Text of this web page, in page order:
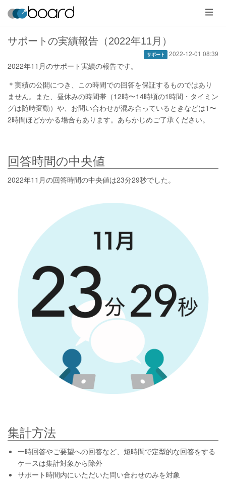
メ
ニ
ュ
ー
サポートの実績報告（2022年11月）
サポート 2022-12-01 08:39
2022年11月のサポート実績の報告です。
＊実績の公開につき、この時間での回答を保証するものではあり
ません。また、昼休みの時間帯（12時〜14時頃の1時間・タイミン
グは随時変動）や、お問い合わせが混み合っているときなどは1〜
2時間ほどかかる場合もあります。あらかじめご了承ください。
回答時間の中央値
2022年11月の回答時間の中央値は23分29秒でした。
集計方法
一時回答やご要望への回答など、短時間で定型的な回答をする
ケースは集計対象から除外
サポート時間内にいただいた問い合わせのみを対象